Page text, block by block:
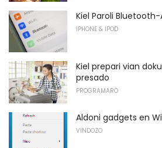
Kiel Paroli
IPHONE & IPOD
Kiel prepari vian
presado
PROGRAMARO
Aldoni gadgets en
VINDOZO